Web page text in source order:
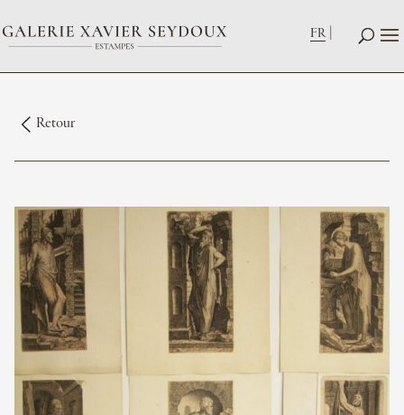
FR
Retour